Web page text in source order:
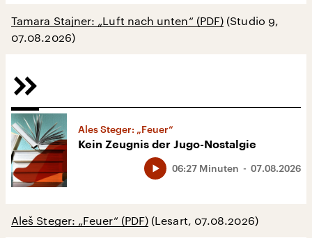
Tamara Stajner: „Luft nach unten“ (PDF) (Studio 9,
07.08.2026)
Ales Steger: „Feuer“
Kein Zeugnis der Jugo-Nostalgie
07.08.2026
06:27 Minuten
Aleš Steger: „Feuer“ (PDF) (Lesart, 07.08.2026)